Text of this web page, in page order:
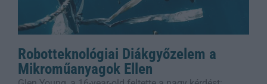
Robotteknológiai Diákgyőzelem a
Mikroműanyagok Ellen